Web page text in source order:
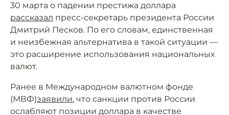
30 марта о падении престижа доллара
рассказал пресс-секретарь президента России
Дмитрий Песков. По его словам, единственная
и неизбежная альтернатива в такой ситуации —
это расширение использования национальных
валют.
Ранее в Международном валютном фонде
(МВФ)заявили, что санкции против России
ослабляют позиции доллара в качестве